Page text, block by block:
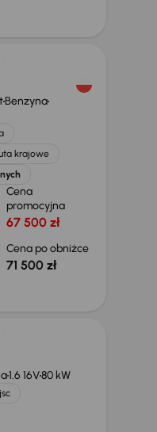
Benzyna
krajowe
Cena
promocyjna
67 500 zł
Cena po obniżce
71 500 zł
1.6 16V80 kW